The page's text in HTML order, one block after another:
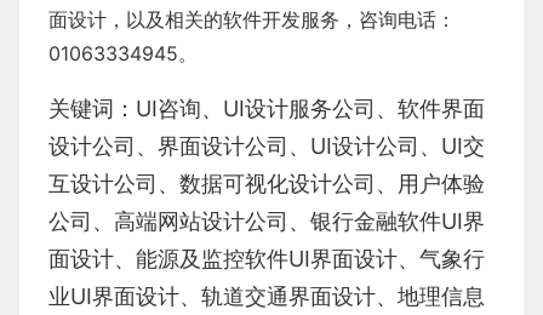
面设计 ，以及相关的软件开发服务，咨询电话：
01063334945。
关键词： UI咨询、 UI设计服务公司 、 软件界面
设计公司、界面设计公司、 UI设计公司 、 UI交
互设计公司 、 数据可视化设计公司 、 用户体验
公司 、 高端网站设计公司 、 银行金融软件UI界
面设计、 能源及监控软件UI界面设计、 气象行
业UI界面设计、 轨道交通界面设计、 地理信息